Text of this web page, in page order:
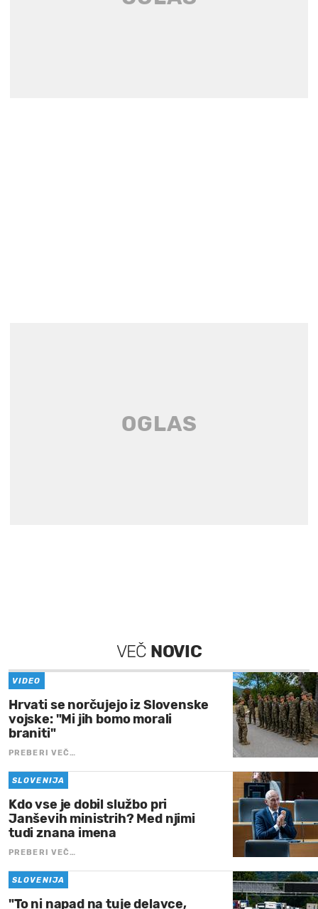
VEČ NOVIC
VIDEO
Hrvati se norčujejo iz Slovenske
vojske: "Mi jih bomo morali
braniti"
PREBERI VEČ…
SLOVENIJA
Kdo vse je dobil službo pri
Janševih ministrih? Med njimi
tudi znana imena
PREBERI VEČ…
SLOVENIJA
"To ni napad na tuje delavce,